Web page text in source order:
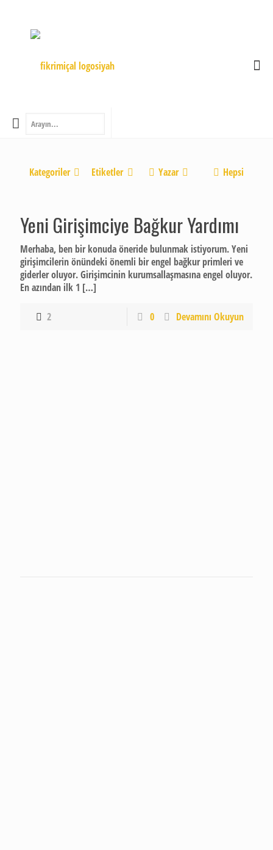
Kategoriler Etiketler Yazar Hepsi
Yeni Girişimciye Bağkur Yardımı
Merhaba, ben bir konuda öneride bulunmak istiyorum. Yeni
girişimcilerin önündeki önemli bir engel bağkur primleri ve
giderler oluyor. Girişimcinin kurumsallaşmasına engel oluyor.
En azından ilk 1 […]
2 0 Devamını Okuyun